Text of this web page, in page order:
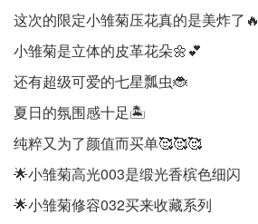
这次的限定小雏菊压花真的是美炸了🔥
小雏菊是立体的皮革花朵🌼💕
还有超级可爱的七星瓢虫🐞
夏日的氛围感十足🏝️
纯粹又为了颜值而买单🥰🥰🥰
🌟小雏菊高光003是缎光香槟色细闪
🌟小雏菊修容032买来收藏系列